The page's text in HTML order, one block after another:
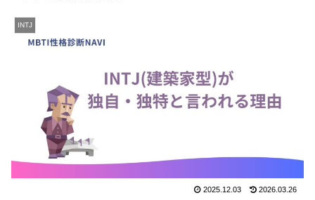
INTJ
2025.12.03 2026.03.26